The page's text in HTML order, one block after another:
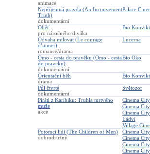
animace
Nepříjemná pravda (An Inconvenient
Truth)
dokumentární
Palace
Oběť
pro náročného diváka
Bio
Odvaha milovat (Le courage
d’aimer)
romance/drama
Lucerna
Omo - cesta do pravěku (Omo - cesta
do praveku)
dokumentární
Bio Oko
Orientační běh
drama
Bio
Půl čtvrté
dokumentární
Světozor
Piráti z Karibiku: Truhla mrtvého
muže
akce
Cinema
Cinema
Cinema
Ládví
Village
Potomci lidí (The Children of Men)
dobrodružný
Cinema
Cinema
Cinema
Cinema